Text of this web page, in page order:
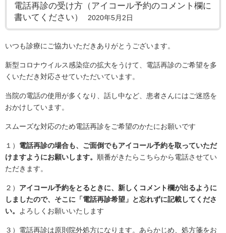
電話再診の受け方（アイコール予約のコメント欄に
書いてください）
2020年5月2日
いつも診療にご協力いただきありがとうございます。
新型コロナウイルス感染症の拡大をうけて、電話再診のご希望を多
くいただき対応させていただいています。
当院の電話の使用が多くなり、話し中など、患者さんにはご迷惑を
おかけしています。
スムーズな対応のため電話再診をご希望のかたにお願いです
１） 電話再診の場合も、ご面倒でもアイコール予約を取っていただ
けますようにお願いします。 順番がきたらこちらから電話させてい
ただきます。
２） アイコール予約をとるときに、新しくコメント欄が出るように
しましたので、そこに「電話再診希望」と忘れずに記載してくださ
い。 よろしくお願いいたします
３）電話再診は原則院外処方になります。あらかじめ、処方箋をお